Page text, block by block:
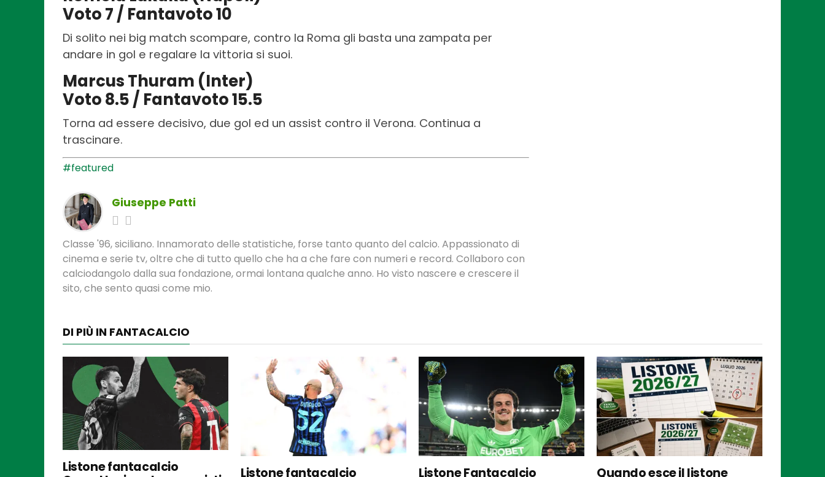
Voto 7 / Fantavoto 10
Di solito nei big match scompare, contro la Roma gli basta una zampata per
andare in gol e regalare la vittoria si suoi.
Marcus Thuram (Inter)
Voto 8.5 / Fantavoto 15.5
Torna ad essere decisivo, due gol ed un assist contro il Verona. Continua a
trascinare.
#featured
Giuseppe Patti
Classe '96, siciliano. Innamorato delle statistiche, forse tanto quanto del calcio. Appassionato di
cinema e serie tv, oltre che di tutto quello che ha a che fare con numeri e record. Collaboro con
calciodangolo dalla sua fondazione, ormai lontana qualche anno. Ho visto nascere e crescere il
sito, che sento quasi come mio.
DI PIÙ IN FANTACALCIO
Listone fantacalcio
Listone fantacalcio Listone Fantacalcio Quando esce il listone